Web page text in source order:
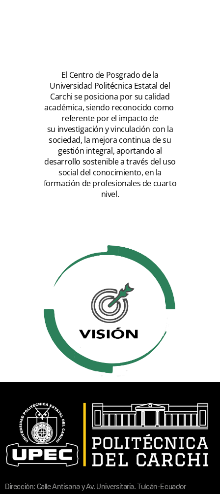
El Centro de Posgrado de la
Universidad Politécnica Estatal del
Carchi se posiciona por su calidad
académica, siendo reconocido como
referente por el impacto de
su investigación y vinculación con la
sociedad, la mejora continua de su
gestión integral, aportando al
desarrollo sostenible a través del uso
social del conocimiento, en la
formación de profesionales de cuarto
nivel.
Dirección: Calle Antisana y Av. Universitaria. Tulcán-Ecuador